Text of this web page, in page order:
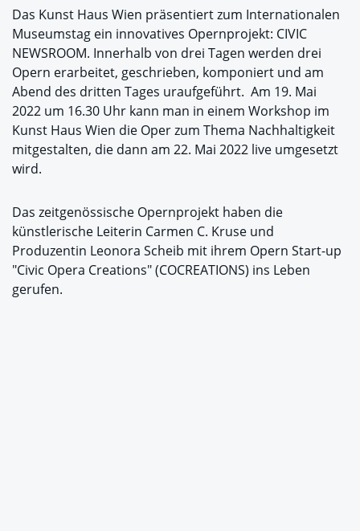
Das Kunst Haus Wien präsentiert zum Internationalen
Museumstag ein innovatives Opernprojekt: CIVIC
NEWSROOM. Innerhalb von drei Tagen werden drei
Opern erarbeitet, geschrieben, komponiert und am
Abend des dritten Tages uraufgeführt. Am 19. Mai
2022 um 16.30 Uhr kann man in einem Workshop im
Kunst Haus Wien die Oper zum Thema Nachhaltigkeit
mitgestalten, die dann am 22. Mai 2022 live umgesetzt
wird.
Das zeitgenössische Opernprojekt haben die
künstlerische Leiterin Carmen C. Kruse und
Produzentin Leonora Scheib mit ihrem Opern Start-up
"Civic Opera Creations" (COCREATIONS) ins Leben
gerufen.